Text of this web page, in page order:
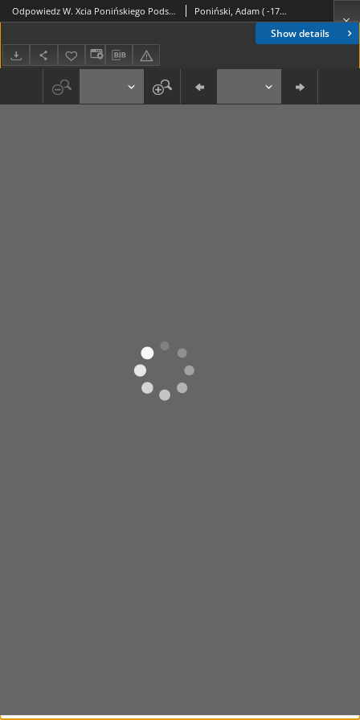
Show details
Odpowiedz W. Xcia Ponińskiego Podskarbiego W. K. Urodzonemu Turskiemu Delatorowi, na Zarzut brania Pensyi Zagranicznych Poniński, Adam ( -1798)